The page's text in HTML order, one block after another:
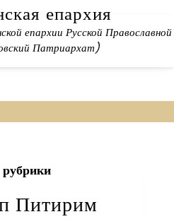
епархия
епархии Русской Православной
Патриархат)
рубрики
Питирим